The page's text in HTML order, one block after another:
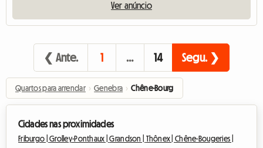
Ver anúncio
❮ Ante. 1 … 14 Segu. ❯
Quartos para arrendar › Genebra › Chêne-Bourg
Cidades nas proximidades
Friburgo |Grolley-Ponthaux |Grandson | Thônex |Chêne-Bougeries |